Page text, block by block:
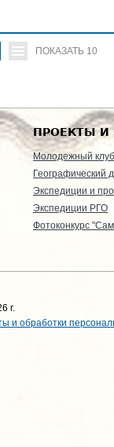
ПОКАЗАТЬ 10
ПРОЕКТЫ И
Молодежный клуб
Географический
Экспедиции и
Экспедиции РГО
Фотоконкурс
г.
и обработки